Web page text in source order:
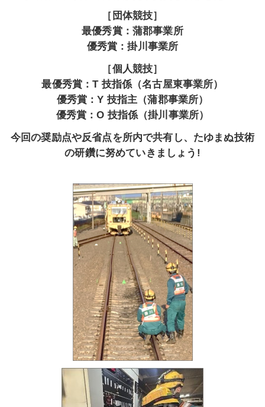
［団体競技］
最優秀賞： 蒲郡事業所
優秀賞：掛川 事業所
［個人競技］
最優秀賞：T 技指係（名古屋東事業所）
優秀賞 ：Y 技指主 （蒲郡事業所）
優秀賞 ：O 技指係（掛川 事業所）
今回の奨励点や反省点を所内で共有し、たゆまぬ技術
の研鑽に努めていきましょう !